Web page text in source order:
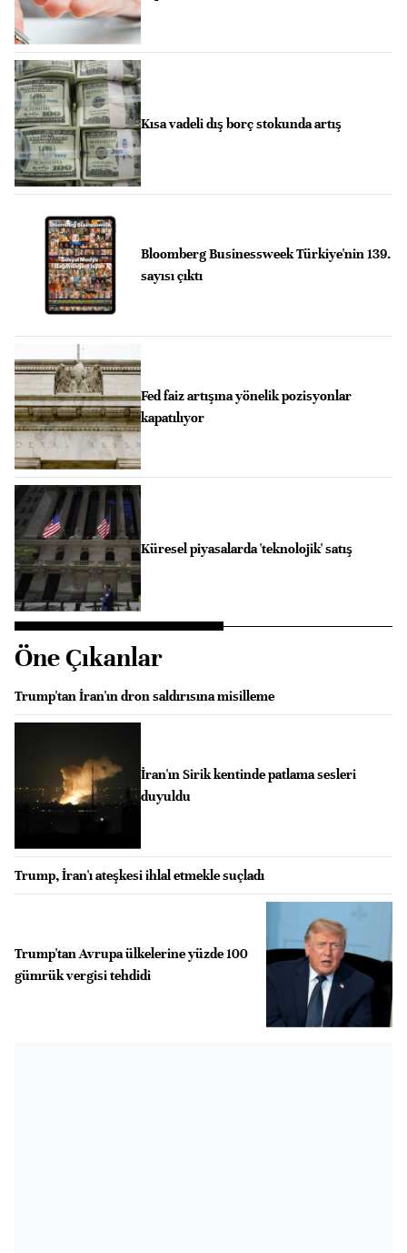
Kısa vadeli dış borç stokunda artış
Bloomberg Businessweek Türkiye'nin 139.
sayısı çıktı
Fed faiz artışına yönelik pozisyonlar
kapatılıyor
Küresel piyasalarda 'teknolojik' satış
Öne Çıkanlar
Trump'tan İran'ın dron saldırısına misilleme
İran'ın Sirik kentinde patlama sesleri
duyuldu
Trump, İran'ı ateşkesi ihlal etmekle suçladı
Trump'tan Avrupa ülkelerine yüzde 100
gümrük vergisi tehdidi